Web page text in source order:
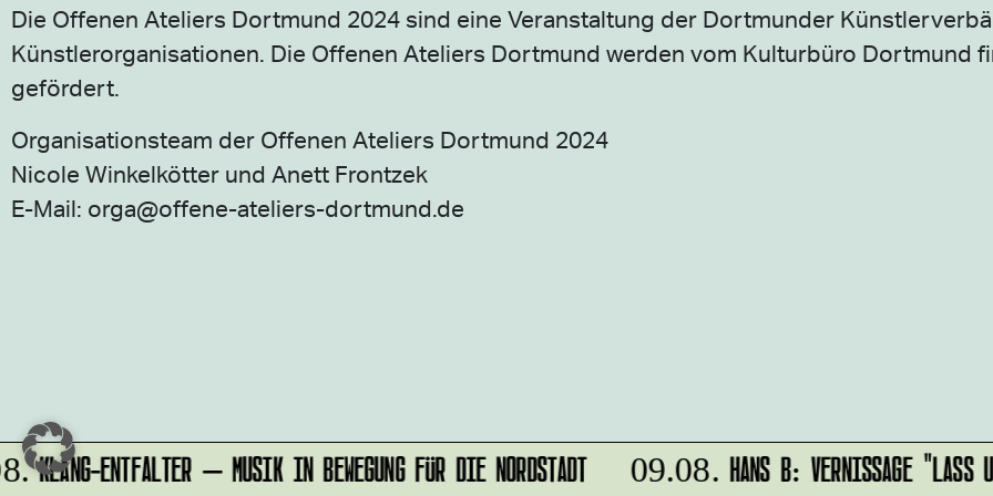
Die Offenen Ateliers Dortmund 2024 sind eine Veranstaltung der Dortmunder
Künstlerorganisationen. Die Offenen Ateliers Dortmund werden vom Kulturbüro Dortmund
gefördert.
Organisationsteam der Offenen Ateliers Dortmund 2024
Nicole Winkelkötter und Anett Frontzek
E-Mail: orga@offene-ateliers-dortmund.de
KLANG-ENTFALTER – MUSIK IN BEWEGUNG FÜR DIE NORDSTADT 09.08.HANS B: VERNISSAGE "LASS